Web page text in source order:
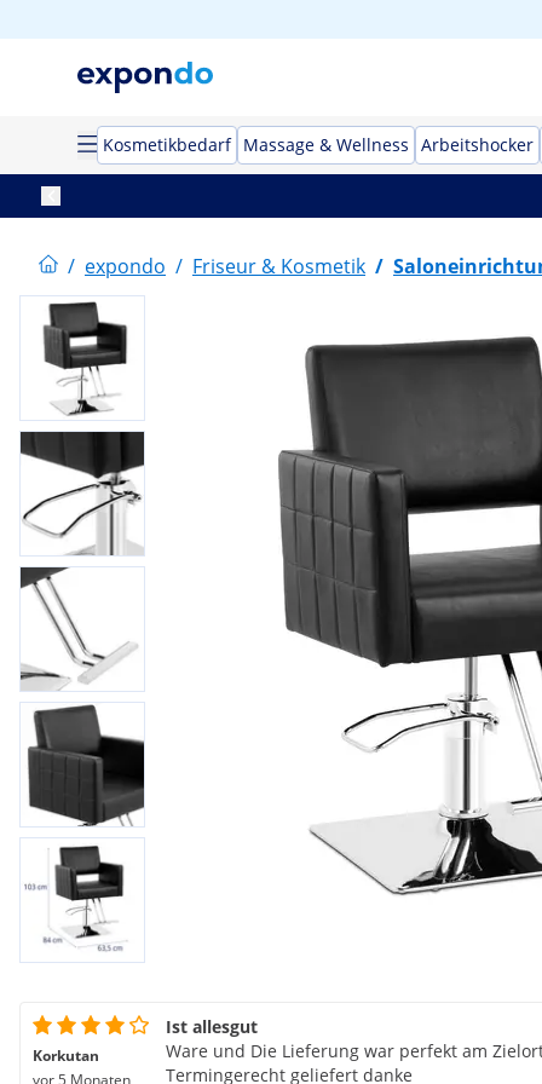
Kosmetikbedarf Massage & Wellness Arbeitshocker
/ expondo / Friseur & Kosmetik /
Korkutan
vor 5 Monaten
Ist allesgut
Ware und Die Lieferung war perfekt am
Termingerecht geliefert danke